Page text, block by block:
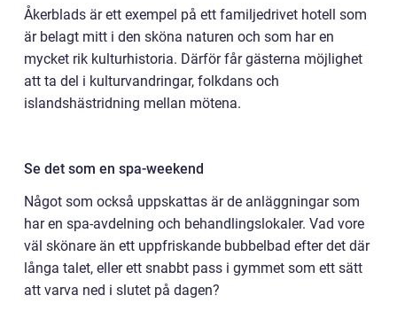
Åkerblads är ett exempel på ett familjedrivet hotell som
är belagt mitt i den sköna naturen och som har en
mycket rik kulturhistoria. Därför får gästerna möjlighet
att ta del i kulturvandringar, folkdans och
islandshästridning mellan mötena.
Se det som en spa-weekend
Något som också uppskattas är de anläggningar som
har en spa-avdelning och behandlingslokaler. Vad vore
väl skönare än ett uppfriskande bubbelbad efter det där
långa talet, eller ett snabbt pass i gymmet som ett sätt
att varva ned i slutet på dagen?